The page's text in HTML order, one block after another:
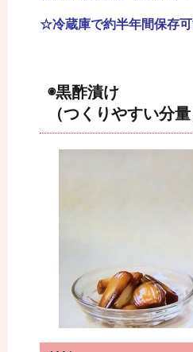
☆冷蔵庫で約半年間保存可
◉黒酢漬け
（つくりやすい分量